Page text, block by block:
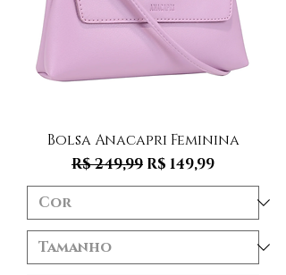
Bolsa Anacapri Feminina
Preço normal
R$ 249,99 Preço
R$ 149,99